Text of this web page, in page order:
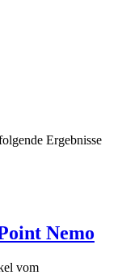
Ergebnisse
Nemo
vom